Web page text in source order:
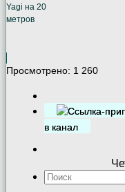
Yagi на 20
метров
Просмотрено: 1 260
в канал